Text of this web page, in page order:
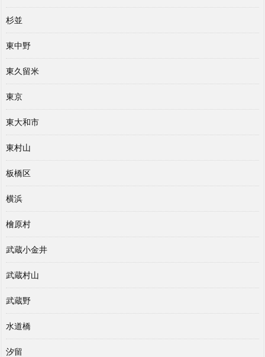
杉並
東中野
東久留米
東京
東大和市
東村山
板橋区
横浜
檜原村
武蔵小金井
武蔵村山
武蔵野
水道橋
汐留